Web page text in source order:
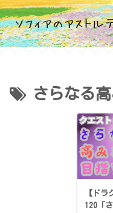
さらなる
【ドラ
120「